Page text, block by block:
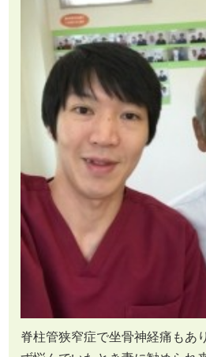
脊柱管狭窄症で坐骨神経痛もあ